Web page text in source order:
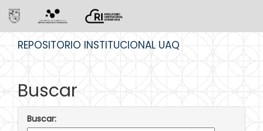
REPOSITORIO INSTITUCIONAL UAQ
Buscar
Buscar: